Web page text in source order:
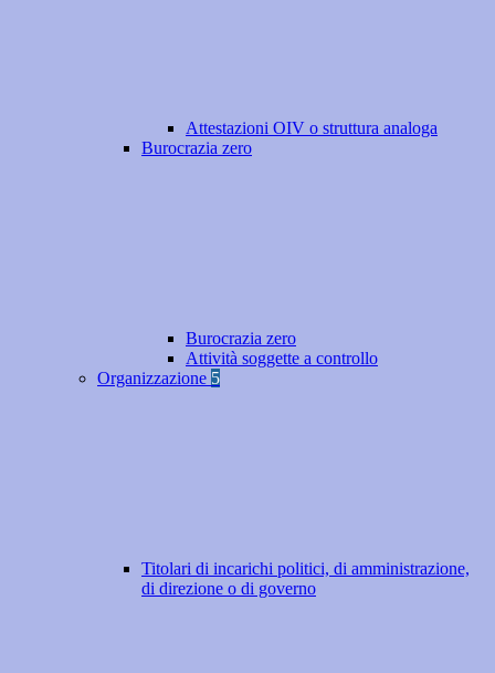
Attestazioni OIV o struttura analoga
Burocrazia zero
Burocrazia zero
Attività soggette a controllo
Organizzazione 5
Titolari di incarichi politici, di amministrazione,
di direzione o di governo